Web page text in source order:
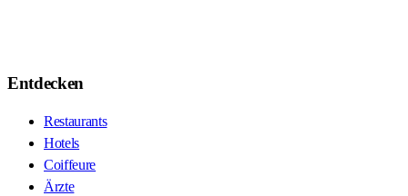
Entdecken
Restaurants
Hotels
Coiffeure
Ärzte